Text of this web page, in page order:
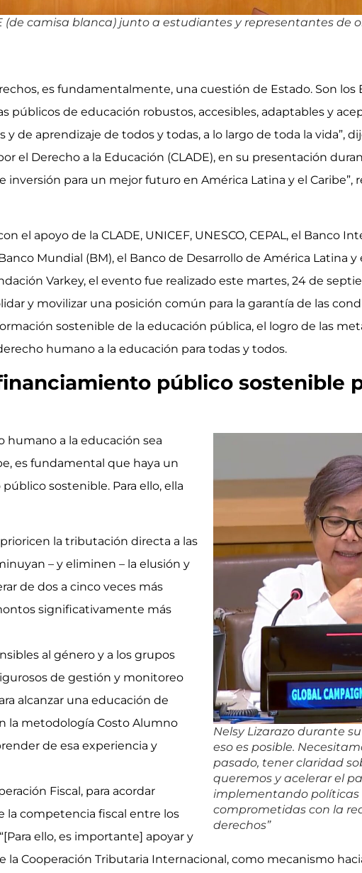
(de camisa blanca) junto a estudiantes y representantes de
es fundamentalmente, una cuestión de Estado. Son los
públicos de educación robustos, accesibles, adaptables y
de aprendizaje de todos y todas, a lo largo de toda la vida”,
el Derecho a la Educación (CLADE), en su presentación
para un mejor futuro en América Latina y el Caribe”,
el apoyo de la CLADE, UNICEF, UNESCO, CEPAL, el Banco
Mundial (BM), el Banco de Desarrollo de América Latina y
Varkey, el evento fue realizado este martes, 24 de
y movilizar una posición común para la garantía de las
sostenible de la educación pública, el logro de las
humano a la educación para todas y todos.
público sostenible
Nelsy Lizarazo durante
eso es posible.
pasado, tener claridad
queremos y acelerar el
implementando políticas
comprometidas con la
derechos”
humano a la educación sea
es fundamental que haya un
sostenible. Para ello, ella
la tributación directa a las
– y eliminen – la elusión y
de dos a cinco veces más
significativamente más
al género y a los grupos
de gestión y monitoreo
alcanzar una educación de
la metodología Costo Alumno
de esa experiencia y
Fiscal, para acordar
la competencia fiscal entre los
ello, es importante] apoyar y
la Cooperación Tributaria Internacional, como mecanismo